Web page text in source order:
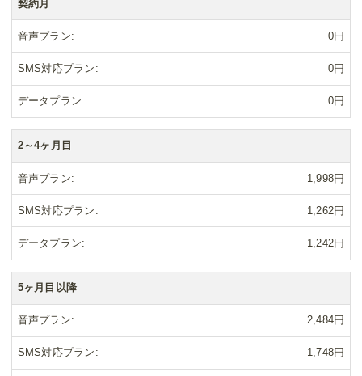
契約月
音声プラン 0円
SMS対応プラン 0円
データプラン 0円
2～4ヶ月目
音声プラン 1,998円
SMS対応プラン 1,262円
データプラン 1,242円
5ヶ月目以降
音声プラン 2,484円
SMS対応プラン 1,748円